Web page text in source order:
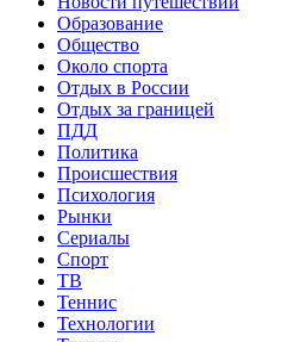
Образование
Общество
Около спорта
Отдых в России
Отдых за границей
ПДД
Политика
Происшествия
Психология
Рынки
Сериалы
Спорт
ТВ
Теннис
Технологии